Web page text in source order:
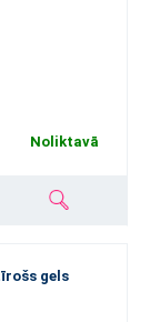
sevi ar
ko jaunu.Sajūti
ēnas toni,
iepirkšanos tā, it
Oksfordstrītas.
būs ar
Noliktavā
gels